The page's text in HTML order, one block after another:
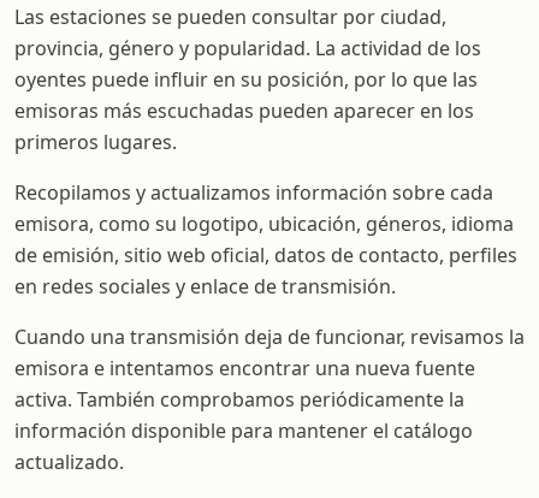
Las estaciones se pueden consultar por ciudad,
provincia, género y popularidad. La actividad de los
oyentes puede influir en su posición, por lo que las
emisoras más escuchadas pueden aparecer en los
primeros lugares.
Recopilamos y actualizamos información sobre cada
emisora, como su logotipo, ubicación, géneros, idioma
de emisión, sitio web oficial, datos de contacto, perfiles
en redes sociales y enlace de transmisión.
Cuando una transmisión deja de funcionar, revisamos la
emisora e intentamos encontrar una nueva fuente
activa. También comprobamos periódicamente la
información disponible para mantener el catálogo
actualizado.